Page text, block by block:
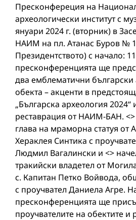
Пресконфереция на
археологически институт с
януари 2024 г. (вторник) в
НАИМ на пл. Атанас Буров №
Президентството) с начало:
пресконференцията ще
два емблематични български
обекта – акценти в
„Българска археология 2024“
реставрация от НАИМ-БАН. <>
глава на мраморна статуя от
Хераклея Синтика с
Людмил Вагалински и <>
тракийски владетел от
с. Капитан Петко Войвода,
с проучвател Даниела Агре.
пресконференцията ще
проучвателите на обектите и